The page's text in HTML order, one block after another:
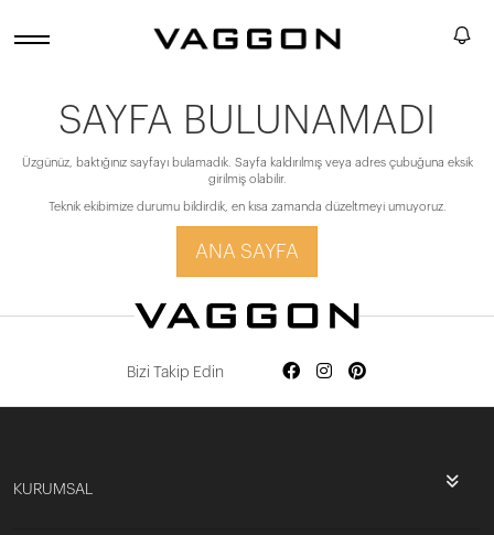
SAYFA BULUNAMADI
Üzgünüz, baktığınız sayfayı bulamadık. Sayfa kaldırılmış veya adres çubuğuna eksik
girilmiş olabilir.
Teknik ekibimize durumu bildirdik, en kısa zamanda düzeltmeyi umuyoruz.
ANA SAYFA
Bizi Takip Edin
KURUMSAL